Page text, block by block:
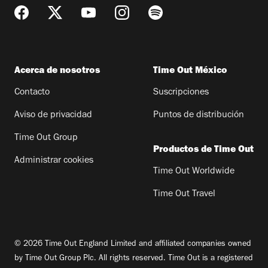
Acerca de nosotros
Contacto
Aviso de privacidad
Time Out Group
Administrar cookies
Time Out México
Suscripciones
Puntos de distribución
Productos de Time Out
Time Out Worldwide
Time Out Travel
© 2026 Time Out England Limited and affiliated companies owned
by Time Out Group Plc. All rights reserved. Time Out is a registered